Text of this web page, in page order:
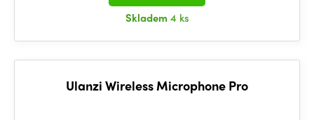
Skladem4 ks
Ulanzi Wireless Microphone Pro